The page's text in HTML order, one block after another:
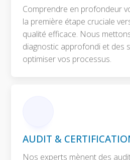
Comprendre en profondeur
la première étape cruciale
qualité efficace. Nous
diagnostic approfondi et des
optimiser vos processus.
AUDIT &
Nos experts mènent des